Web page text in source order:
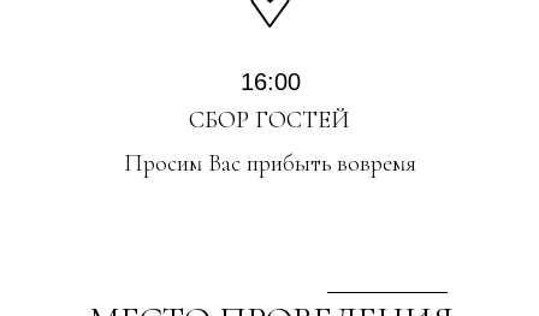
СБОР ГОСТЕЙ
16:00
Просим Вас прибыть вовремя